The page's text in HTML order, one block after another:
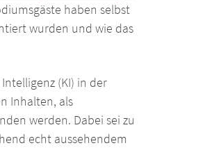
haben selbst
wurden und wie das
(KI) in der
Inhalten, als
werden. Dabei sei zu
echt aussehendem